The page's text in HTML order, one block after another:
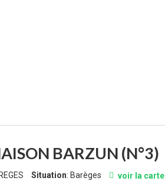
BARZUN (N°3)
Situation: Barèges voir la carte